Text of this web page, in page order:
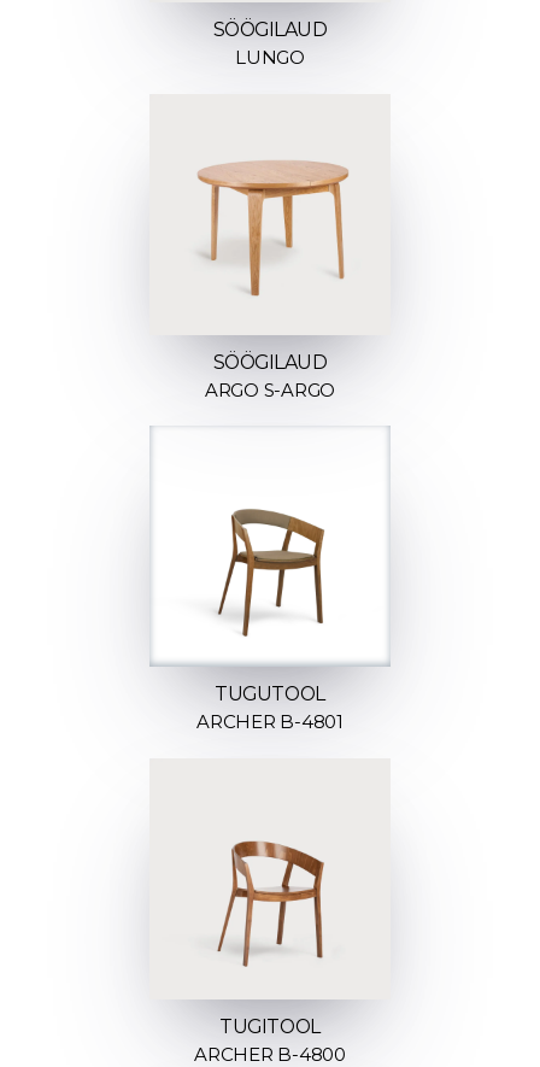
SÖÖGILAUD
LUNGO
SÖÖGILAUD
ARGO S-ARGO
TUGUTOOL
ARCHER B-4801
TUGITOOL
ARCHER B-4800